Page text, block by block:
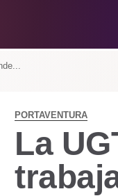
PORTAVENTURA
La